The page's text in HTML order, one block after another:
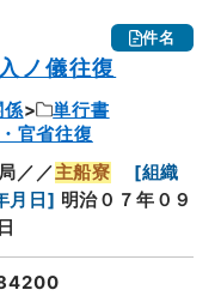
件名
ノ儀往復
係
単行書
官省往復
／／主船寮 [組織
月日] 明治０７年０９